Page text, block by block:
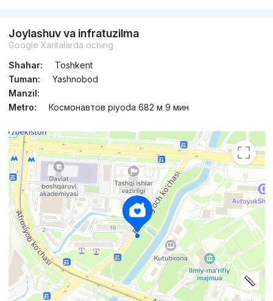
Joylashuv va infratuzilma
Google Xaritalarda oching
Shahar:
Toshkent
Tuman:
Yashnobod
Manzil:
Metro:
Космонавтов piyoda 682 м 9 мин